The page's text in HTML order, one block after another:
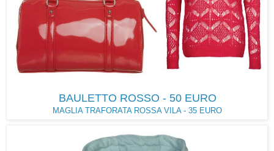
BAULETTO ROSSO - 50 EURO
MAGLIA TRAFORATA ROSSA VILA - 35 EURO